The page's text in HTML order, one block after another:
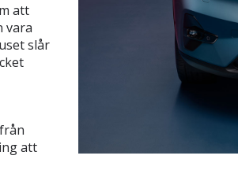
att
vara
slår
att